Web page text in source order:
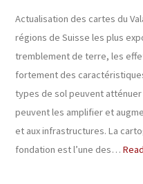
Actualisation des cartes du
régions de Suisse les plus
tremblement de terre, les
fortement des
types de sol peuvent
peuvent les amplifier et
et aux infrastructures. La
fondation est l’une des…